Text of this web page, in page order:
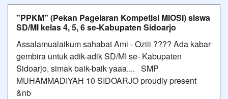
"PPKM" (Pekan Pagelaran Kompetisi MIOSI) siswa
SD/MI kelas 4, 5, 6 se-Kabupaten Sidoarjo
Assalamualaikum sahabat Ami - Oziii ???? Ada kabar
gembira untuk adik-adik SD/MI se- Kabupaten
Sidoarjo, simak baik-baik yaaa.... SMP
MUHAMMADIYAH 10 SIDOARJO proudly present
&nb